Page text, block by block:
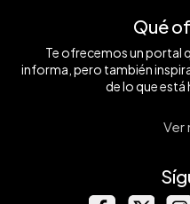
Qué
Te ofrecemos un portal
informa, pero también
de lo que está
Ver